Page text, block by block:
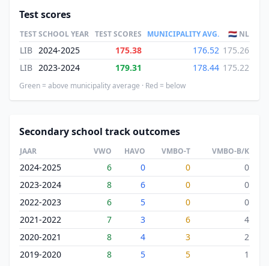
Test scores
TESTSCHOOL YEAR TEST SCORES MUNICIPALITY AVG. 🇳🇱 NL
LIB 2024-2025 175.38 176.52 175.26
LIB 2023-2024 179.31 178.44 175.22
Green = above municipality average · Red = below
Secondary school track outcomes
JAAR VWO HAVO VMBO-T VMBO-B/K
2024-2025 6 0 0
0
2023-2024
8 6 0
0
2022-2023
6 5 0
0
2021-2022
7 3 6
4
2020-2021
8 4 3
2
2019-2020
8 5 5 1